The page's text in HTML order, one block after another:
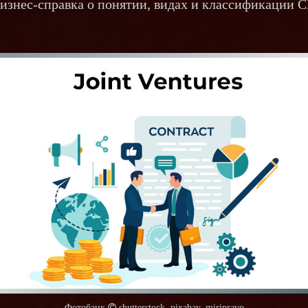
справка о понятии, видах и классификации